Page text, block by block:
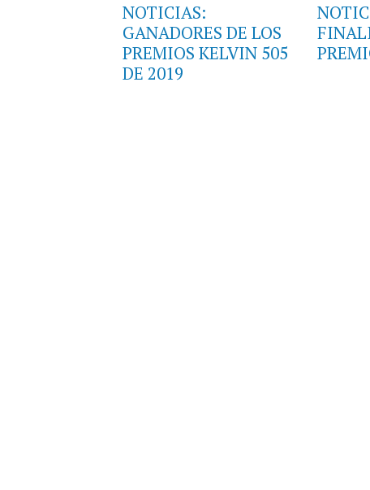
NOTICIAS:
GANADORES DE LOS
PREMIOS KELVIN 505
DE 2019